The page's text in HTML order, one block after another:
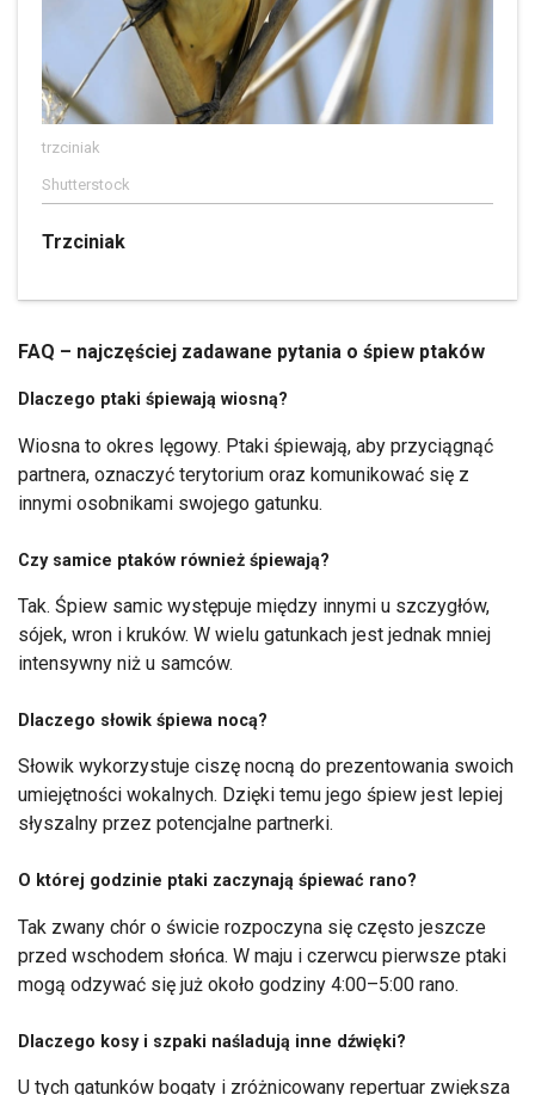
trzciniak
Shutterstock
Trzciniak
FAQ – najczęściej zadawane pytania o śpiew ptaków
Dlaczego ptaki śpiewają wiosną?
Wiosna to okres lęgowy. Ptaki śpiewają, aby przyciągnąć
partnera, oznaczyć terytorium oraz komunikować się z
innymi osobnikami swojego gatunku.
Czy samice ptaków również śpiewają?
Tak. Śpiew samic występuje między innymi u szczygłów,
sójek, wron i kruków. W wielu gatunkach jest jednak mniej
intensywny niż u samców.
Dlaczego słowik śpiewa nocą?
Słowik wykorzystuje ciszę nocną do prezentowania swoich
umiejętności wokalnych. Dzięki temu jego śpiew jest lepiej
słyszalny przez potencjalne partnerki.
O której godzinie ptaki zaczynają śpiewać rano?
Tak zwany chór o świcie rozpoczyna się często jeszcze
przed wschodem słońca. W maju i czerwcu pierwsze ptaki
mogą odzywać się już około godziny 4:00–5:00 rano.
Dlaczego kosy i szpaki naśladują inne dźwięki?
U tych gatunków bogaty i zróżnicowany repertuar zwiększa